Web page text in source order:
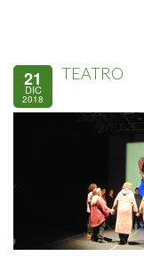
21
DIC
2018
TEATRO